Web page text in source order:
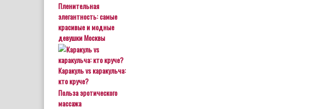
Пленительная
элегантность: самые
красивые и модные
девушки Москвы
Каракуль vs каракульча:
кто круче?
Польза эротического
массажа